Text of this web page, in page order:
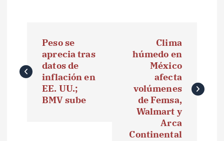
v
Peso se
aprecia tras
datos de
inflación en
EE. UU.;
BMV sube
Clima
húmedo en
México
afecta
volúmenes
de Femsa,
Walmart y
Arca
Continental